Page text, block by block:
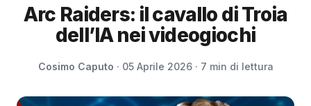
Arc Raiders: il cavallo di Troia
dell’IA nei videogiochi
Cosimo Caputo · 05 Aprile 2026 · 7 min di lettura